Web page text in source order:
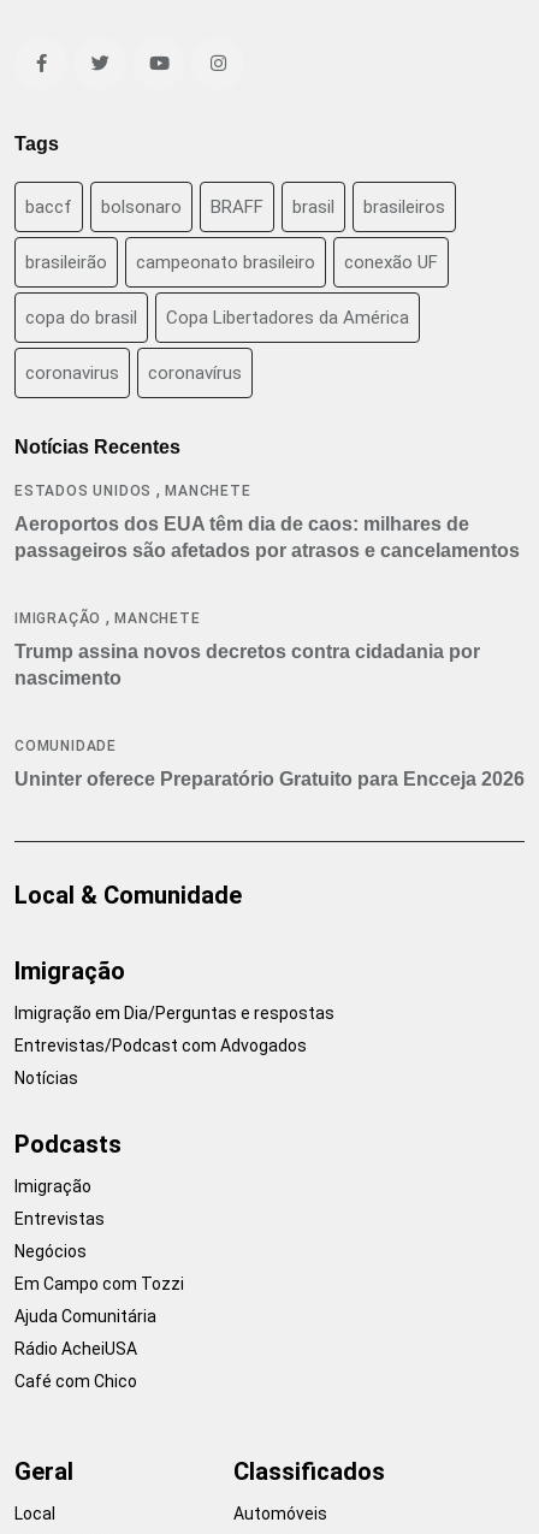
Tags
baccf bolsonaro BRAFF brasil brasileiros
brasileirão campeonato brasileiro conexão UF
copa do brasil Copa Libertadores da América
coronavirus coronavírus
Notícias Recentes
ESTADOS UNIDOS ,MANCHETE
Aeroportos dos EUA têm dia de caos: milhares de
passageiros são afetados por atrasos e cancelamentos
IMIGRAÇÃO ,MANCHETE
Trump assina novos decretos contra cidadania por
nascimento
COMUNIDADE
Uninter oferece Preparatório Gratuito para Encceja 2026
Local & Comunidade
Imigração
Imigração em Dia/Perguntas e respostas
Entrevistas/Podcast com Advogados
Notícias
Podcasts
Imigração
Entrevistas
Negócios
Em Campo com Tozzi
Ajuda Comunitária
Rádio AcheiUSA
Café com Chico
Geral
Local
Classificados
Automóveis